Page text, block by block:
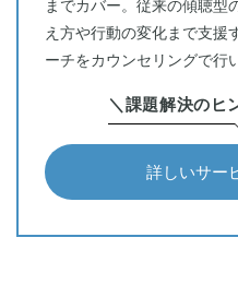
までカバー。従来の傾聴型
え方や行動の変化まで支援
ーチをカウンセリングで行
＼課題解決のヒ
詳しいサー